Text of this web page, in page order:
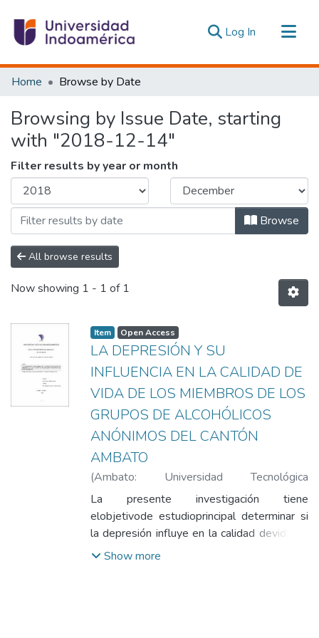
Log In (current)
Communities & Collections
Estadísticas Externas
Home Browse by Date
Browsing by Issue Date, starting
with "2018-12-14"
Filter results by year or month
Browse
All browse results
Now showing 1 - 1 of 1
Item Open Access
LA DEPRESIÓN Y SU
INFLUENCIA EN LA CALIDAD DE
VIDA DE LOS MIEMBROS DE LOS
GRUPOS DE ALCOHÓLICOS
ANÓNIMOS DEL CANTÓN
AMBATO
(Ambato: Universidad Tecnológica
Indoamérica,2018-12-14)Vaca Galarza,
Eliset Salomé ;Hidalgo Vásconez, Verónica
La presente investigación tiene
elobjetivode estudioprincipal determinar si
la depresión influye en la calidad devida de
los miembros de los grupos de Alcohólicos
Show more